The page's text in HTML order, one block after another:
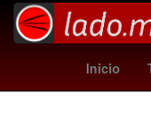
Inicio
Pago celtics